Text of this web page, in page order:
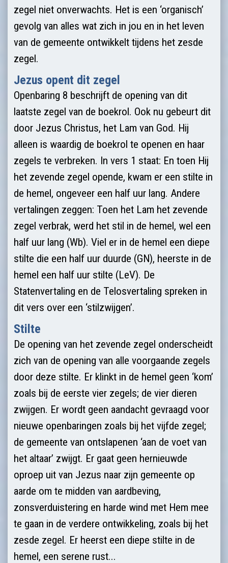
zegel niet onverwachts. Het is een ‘organisch’
gevolg van alles wat zich in jou en in het leven
van de gemeente ontwikkelt tijdens het zesde
zegel.
Jezus opent dit zegel
Openbaring 8 beschrijft de opening van dit
laatste zegel van de boekrol. Ook nu gebeurt dit
door Jezus Christus, het Lam van God. Hij
alleen is waardig de boekrol te openen en haar
zegels te verbreken. In vers 1 staat: En toen Hij
het zevende zegel opende, kwam er een stilte in
de hemel, ongeveer een half uur lang. Andere
vertalingen zeggen: Toen het Lam het zevende
zegel verbrak, werd het stil in de hemel, wel een
half uur lang (Wb). Viel er in de hemel een diepe
stilte die een half uur duurde (GN), heerste in de
hemel een half uur stilte (LeV). De
Statenvertaling en de Telosvertaling spreken in
dit vers over een ‘stilzwijgen’.
Stilte
De opening van het zevende zegel onderscheidt
zich van de opening van alle voorgaande zegels
door deze stilte. Er klinkt in de hemel geen ‘kom’
zoals bij de eerste vier zegels; de vier dieren
zwijgen. Er wordt geen aandacht gevraagd voor
nieuwe openbaringen zoals bij het vijfde zegel;
de gemeente van ontslapenen ‘aan de voet van
het altaar’ zwijgt. Er gaat geen hernieuwde
oproep uit van Jezus naar zijn gemeente op
aarde om te midden van aardbeving,
zonsverduistering en harde wind met Hem mee
te gaan in de verdere ontwikkeling, zoals bij het
zesde zegel. Er heerst een diepe stilte in de
hemel, een serene rust...